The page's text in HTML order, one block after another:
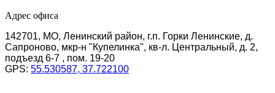
Адрес офиса
142701, МО, Ленинский район, г.п. Горки Ленинские, д.
Сапроново, мкр-н "Купелинка", кв-л. Центральный, д. 2,
подъезд 6-7 , пом. 19-20
GPS: 55.530587, 37.722100